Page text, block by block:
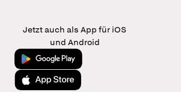
Jetzt auch als App für iOS
und Android
Jetzt bei Google Play
Laden im App Store